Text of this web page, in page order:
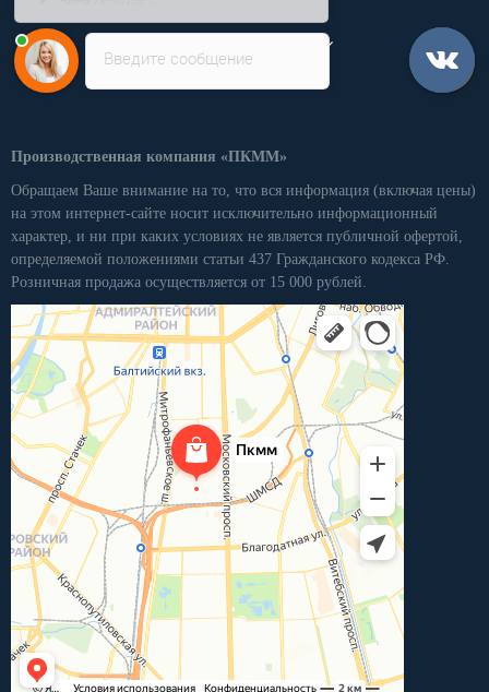
Производственная компания «ПКММ»
Обращаем Ваше внимание на то, что вся информация (включая цены)
на этом интернет-сайте носит исключительно информационный
характер, и ни при каких условиях не является публичной офертой,
определяемой положениями статьи 437 Гражданского кодекса РФ.
Розничная продажа осуществляется от 15 000 рублей.
Введите сообщение